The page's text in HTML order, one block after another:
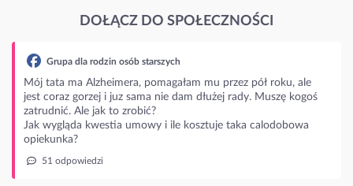
DOŁĄCZ DO SPOŁECZNOŚCI
Grupa dla rodzin osób starszych
Mój tata ma Alzheimera, pomagałam mu przez pół roku, ale
jest coraz gorzej i juz sama nie dam dłużej rady. Muszę kogoś
zatrudnić. Ale jak to zrobić?
Jak wygląda kwestia umowy i ile kosztuje taka calodobowa
opiekunka?
51 odpowiedzi